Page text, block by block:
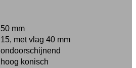
50 mm
15, met vlag 40 mm
ondoorschijnend
hoog konisch